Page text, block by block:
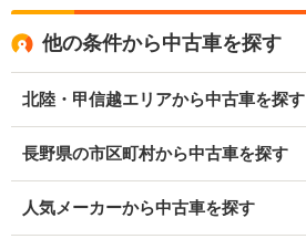
他の条件から中古車を探す
北陸・甲信越エリアから中古車を探す
長野県の市区町村から中古車を探す
人気メーカーから中古車を探す